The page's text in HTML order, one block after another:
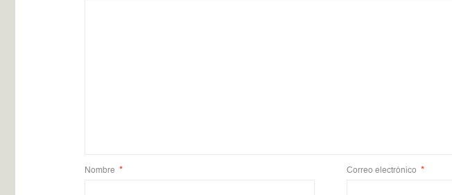
Nombre * Correo electrónico *